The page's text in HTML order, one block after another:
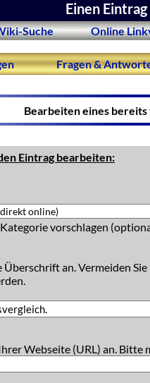
Einen
Suche Online
Fragen &
Bearbeiten eines
Eintrag bearbeiten:
vorschlagen
Überschrift an. Vermeiden
Webseite (URL) an.